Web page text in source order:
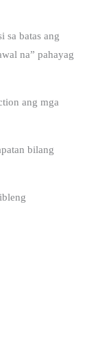
sa batas ang
na” pahayag
ang mga
bilang